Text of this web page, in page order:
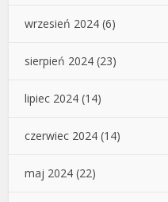
wrzesień 2024 (6)
sierpień 2024 (23)
lipiec 2024 (14)
czerwiec 2024 (14)
maj 2024 (22)